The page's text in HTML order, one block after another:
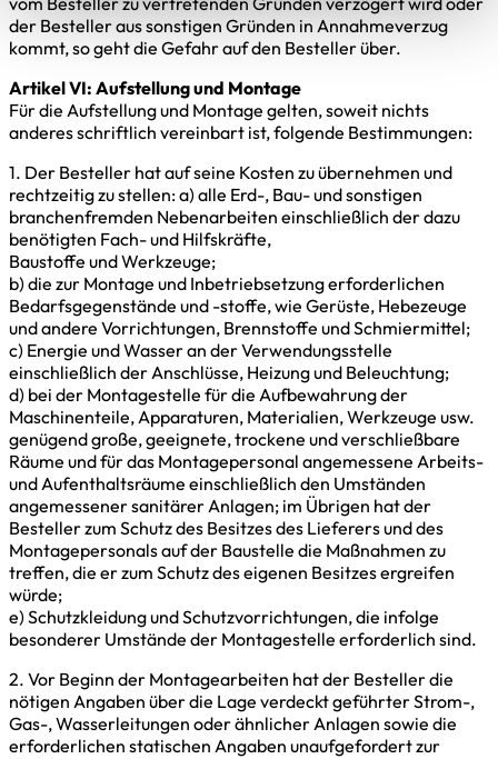
der Besteller aus sonstigen Gründen in Annahmeverzug
kommt, so geht die Gefahr auf den Besteller über.
Artikel VI: Aufstellung und Montage
Für die Aufstellung und Montage gelten, soweit nichts
anderes schriftlich vereinbart ist, folgende Bestimmungen:
1. Der Besteller hat auf seine Kosten zu übernehmen und
rechtzeitig zu stellen: a) alle Erd-, Bau- und sonstigen
branchenfremden Nebenarbeiten einschließlich der dazu
benötigten Fach- und Hilfskräfte,
Baustoffe und Werkzeuge;
b) die zur Montage und Inbetriebsetzung erforderlichen
Bedarfsgegenstände und -stoffe, wie Gerüste, Hebezeuge
und andere Vorrichtungen, Brennstoffe und Schmiermittel;
c) Energie und Wasser an der Verwendungsstelle
einschließlich der Anschlüsse, Heizung und Beleuchtung;
d) bei der Montagestelle für die Aufbewahrung der
Maschinenteile, Apparaturen, Materialien, Werkzeuge usw.
genügend große, geeignete, trockene und verschließbare
Räume und für das Montagepersonal angemessene Arbeits-
und Aufenthaltsräume einschließlich den Umständen
angemessener sanitärer Anlagen; im Übrigen hat der
Besteller zum Schutz des Besitzes des Lieferers und des
Montagepersonals auf der Baustelle die Maßnahmen zu
treffen, die er zum Schutz des eigenen Besitzes ergreifen
würde;
e) Schutzkleidung und Schutzvorrichtungen, die infolge
besonderer Umstände der Montagestelle erforderlich sind.
2. Vor Beginn der Montagearbeiten hat der Besteller die
nötigen Angaben über die Lage verdeckt geführter Strom-,
Gas-, Wasserleitungen oder ähnlicher Anlagen sowie die
erforderlichen statischen Angaben unaufgefordert zur